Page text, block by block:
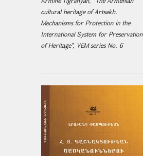
cultural heritage of Artsakh.
Mechanisms for Protection in the
International System for Preservation
of Heritage", VEM series No. 6